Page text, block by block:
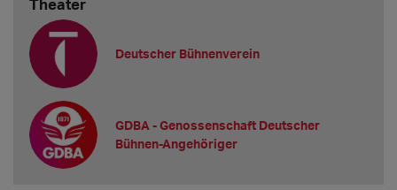
Deutscher Bühnenverein
GDBA - Genossenschaft Deutscher
Bühnen-Angehöriger